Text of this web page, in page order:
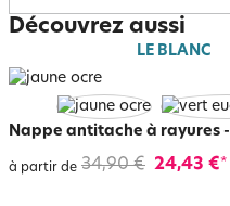
Découvrez aussi
LE BLANC
Nappe antitache à rayures -
à partir de 34,90 € 24,43 €*